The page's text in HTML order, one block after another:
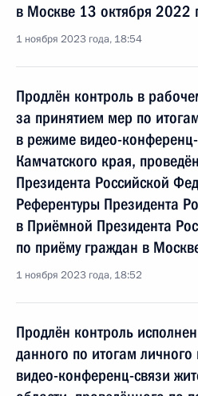
в Москве 13 октября 2022
1 ноября 2023 года, 18:54
Продлён контроль в
за принятием мер по
в режиме видео-
Камчатского края,
Президента Российской
Референтуры Президента
в Приёмной Президента
по приёму граждан в
1 ноября 2023 года, 18:52
Продлён контроль
данного по итогам
видео-конференц-связи